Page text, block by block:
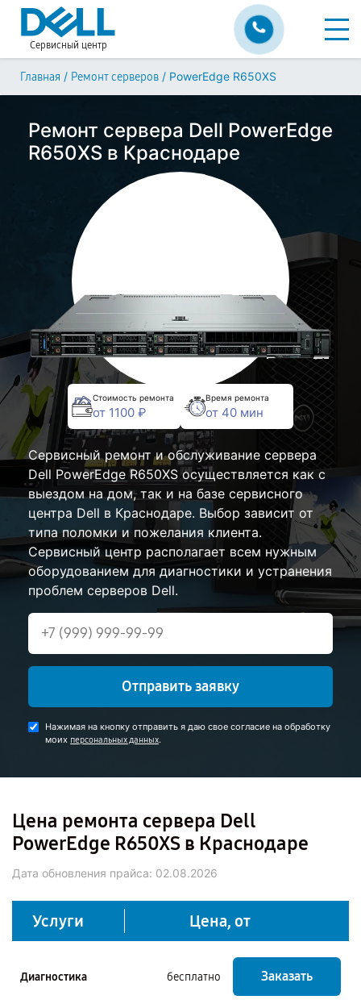
Сервисный центр
Главная / Ремонт серверов / PowerEdge R650XS
Ремонт сервера Dell PowerEdge
R650XS в Краснодаре
Стоимость ремонта
от 1100 ₽
Время ремонта
от 40 мин
Сервисный ремонт и обслуживание сервера
Dell PowerEdge R650XS осуществляется как с
выездом на дом, так и на базе сервисного
центра Dell в Краснодаре. Выбор зависит от
типа поломки и пожелания клиента.
Сервисный центр располагает всем нужным
оборудованием для диагностики и устранения
проблем серверов Dell.
Отправить заявку
Нажимая на кнопку отправить я даю свое согласие на обработку
моих персональных данных.
Цена ремонта сервера Dell
PowerEdge R650XS в Краснодаре
Дата обновления прайса: 02.08.2026
Услуги Цена, от
Диагностика бесплатно Заказать